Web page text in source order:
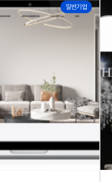
일반기업